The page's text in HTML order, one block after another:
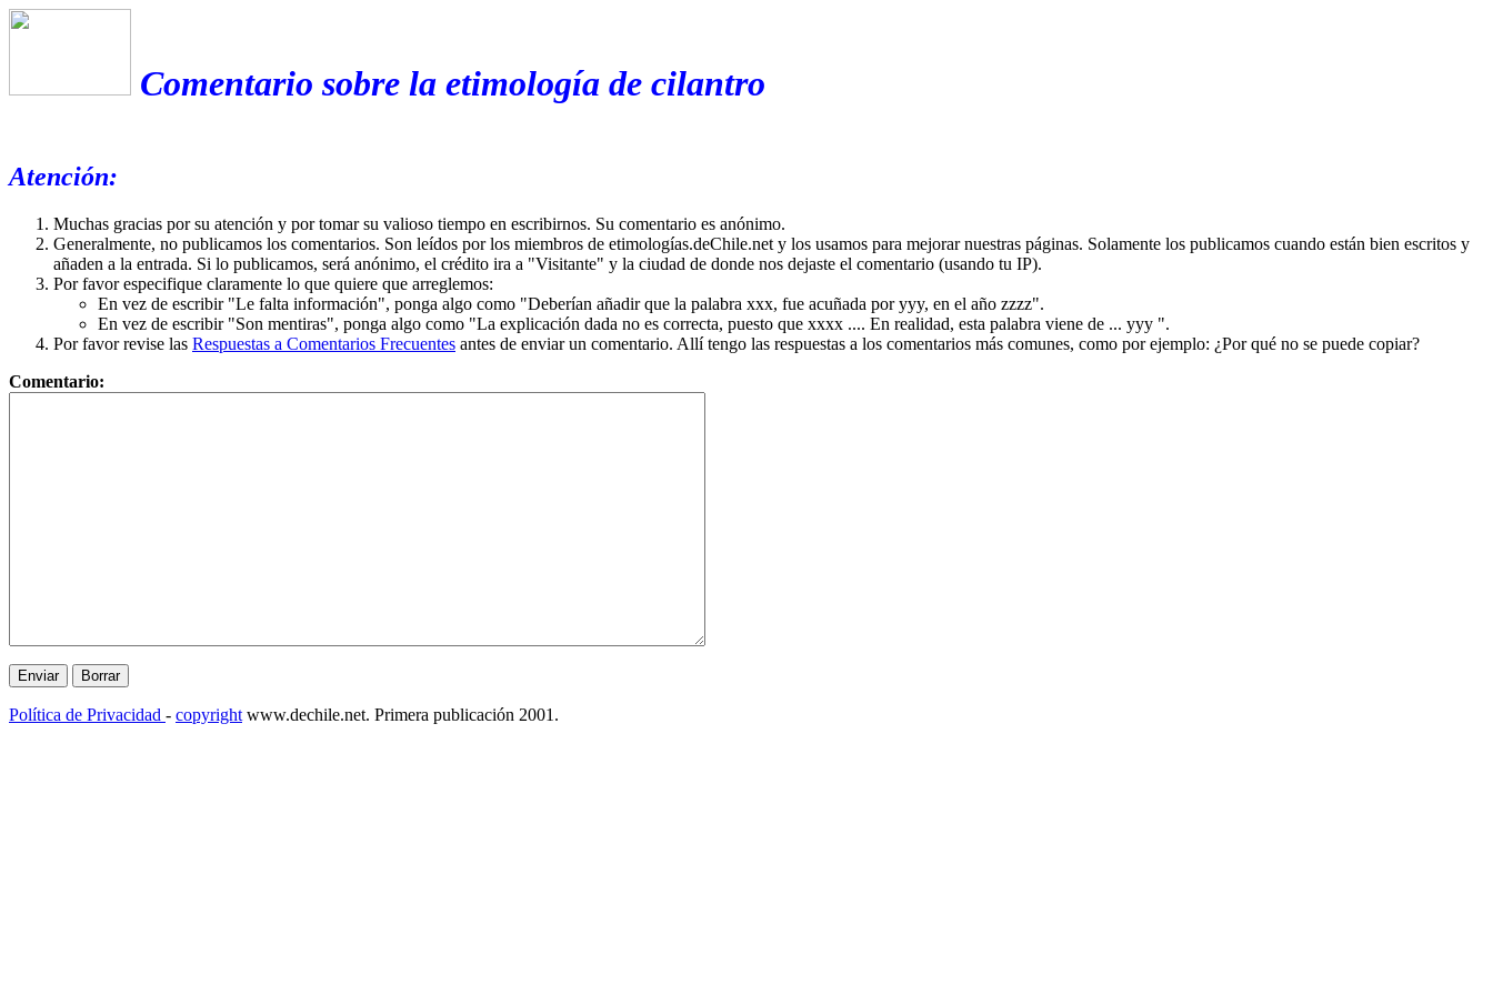
Comentario sobre la etimología de cilantro
Atención:
Muchas gracias por su atención y por tomar su valioso tiempo en escribirnos. Su comentario es anónimo.
Generalmente, no publicamos los comentarios. Son leídos por los miembros de etimologías.deChile.net y los usamos para mejorar nuestras páginas. Solamente los publicamos cuando están bien escritos y
añaden a la entrada. Si lo publicamos, será anónimo, el crédito ira a "Visitante" y la ciudad de donde nos dejaste el comentario (usando tu IP).
Por favor especifique claramente lo que quiere que arreglemos:
En vez de escribir "Le falta información", ponga algo como "Deberían añadir que la palabra xxx, fue acuñada por yyy, en el año zzzz".
En vez de escribir "Son mentiras", ponga algo como "La explicación dada no es correcta, puesto que xxxx .... En realidad, esta palabra viene de ... yyy ".
Por favor revise las Respuestas a Comentarios Frecuentes antes de enviar un comentario. Allí tengo las respuestas a los comentarios más comunes, como por ejemplo: ¿Por qué no se puede copiar?
Comentario:
Política de Privacidad - copyright www.dechile.net. Primera publicación 2001.